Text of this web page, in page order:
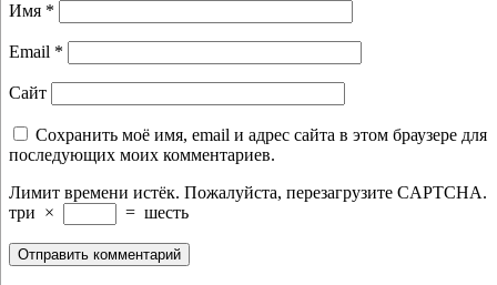
Имя *
Email *
Сайт
Сохранить моё имя, email и адрес сайта в этом браузере для
последующих моих комментариев.
Лимит времени истёк. Пожалуйста, перезагрузите CAPTCHA.
три × = шесть